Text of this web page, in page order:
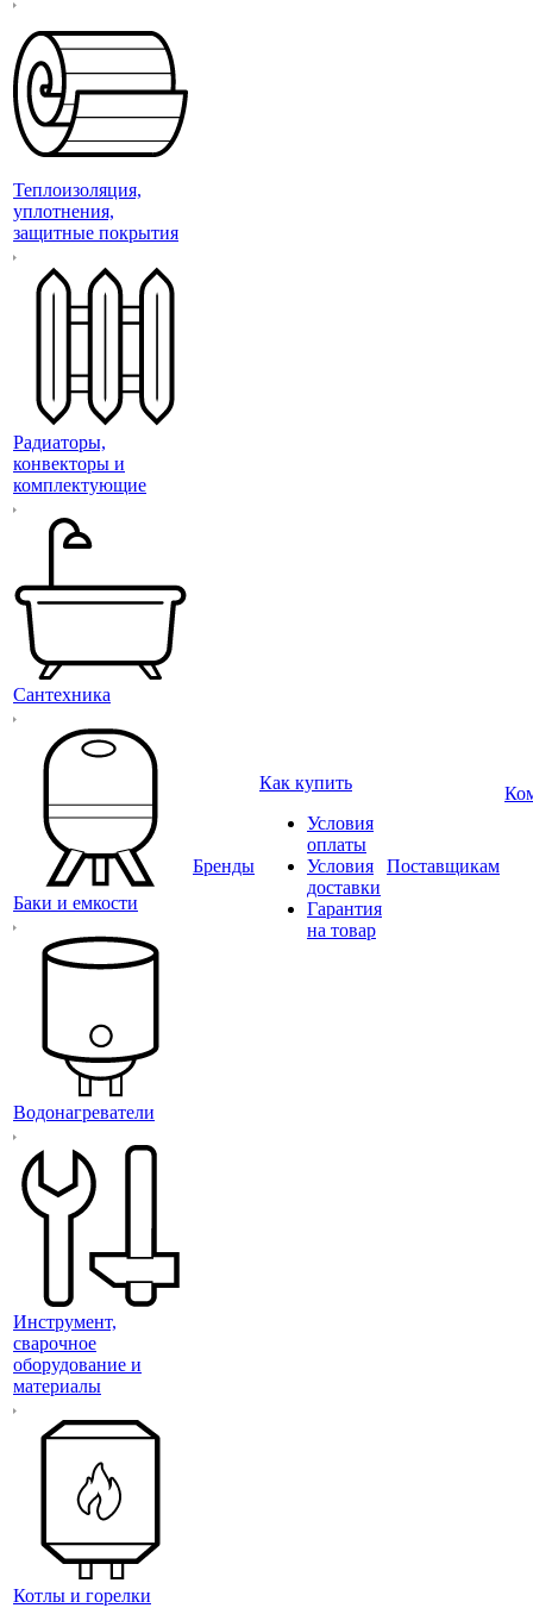
Теплоизоляция,
уплотнения,
защитные покрытия
Радиаторы,
конвекторы и
комплектующие
Сантехника
Баки и емкости
Водонагреватели
Инструмент,
сварочное
оборудование и
материалы
Котлы и горелки
Бренды
Как купить
Условия
оплаты
Условия
доставки
Гарантия
на товар
Поставщикам